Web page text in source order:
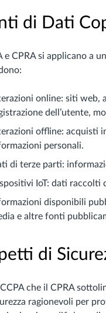
di Dati
e CPRA si applicano a
online: siti web,
dell’utente,
offline: acquisti
personali.
di terze parti:
IoT: dati raccolti
disponibili
e altre fonti
di
che il CPRA
ragionevoli per